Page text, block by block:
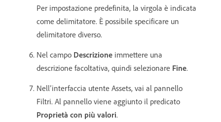
Per impostazione predefinita, la virgola è indicata
come delimitatore. È possibile specificare un
delimitatore diverso.
Nel campo Descrizione immettere una
descrizione facoltativa, quindi selezionare Fine.
Nell’interfaccia utente Assets, vai al pannello
Filtri. Al pannello viene aggiunto il predicato
Proprietà con più valori.